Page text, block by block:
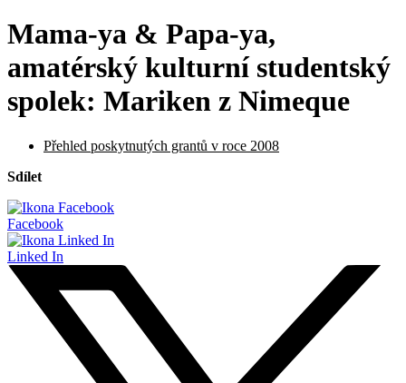
Mama-ya & Papa-ya,
amatérský kulturní studentský
spolek: Mariken z Nimeque
Přehled poskytnutých grantů v roce 2008
Sdílet
Facebook
Linked In